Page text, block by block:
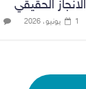
الانجاز الحقيقي
1 يونيو، 2026